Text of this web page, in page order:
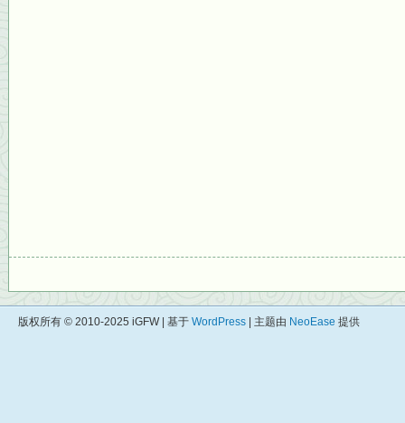
版权所有 © 2010-2025 iGFW | 基于 WordPress | 主题由 NeoEase 提供